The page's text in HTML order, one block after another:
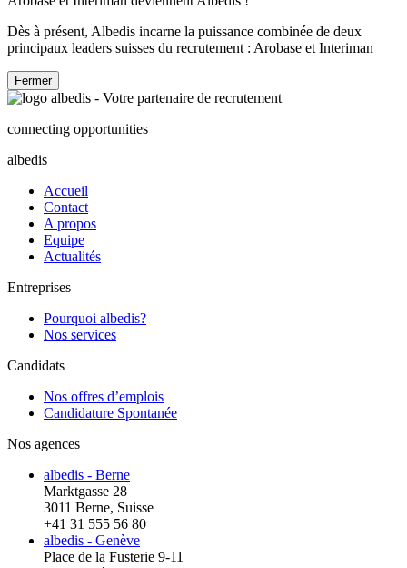
Dès à présent, Albedis incarne la puissance combinée de deux
principaux leaders suisses du recrutement : Arobase et Interiman
Fermer
connecting opportunities
albedis
Accueil
Contact
A propos
Equipe
Actualités
Entreprises
Pourquoi albedis?
Nos services
Candidats
Nos offres d’emplois
Candidature Spontanée
Nos agences
albedis - Berne
Marktgasse 28
3011 Berne, Suisse
+41 31 555 56 80
albedis - Genève
Place de la Fusterie 9-11